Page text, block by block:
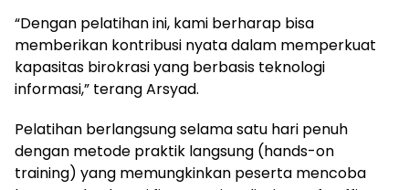
“Dengan pelatihan ini, kami berharap bisa
memberikan kontribusi nyata dalam memperkuat
kapasitas birokrasi yang berbasis teknologi
informasi,” terang Arsyad.
Pelatihan berlangsung selama satu hari penuh
dengan metode praktik langsung (hands-on
training) yang memungkinkan peserta mencoba